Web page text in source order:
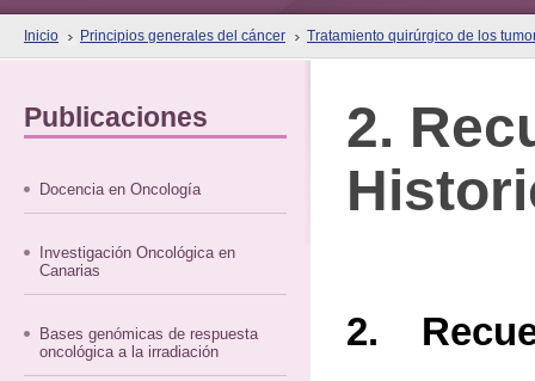
Inicio Principios generales del cáncer Tratamiento quirúrgico de los
Publicaciones
Docencia en Oncología
Investigación Oncológica en
Canarias
Bases genómicas de respuesta
oncológica a la irradiación
2.
2.